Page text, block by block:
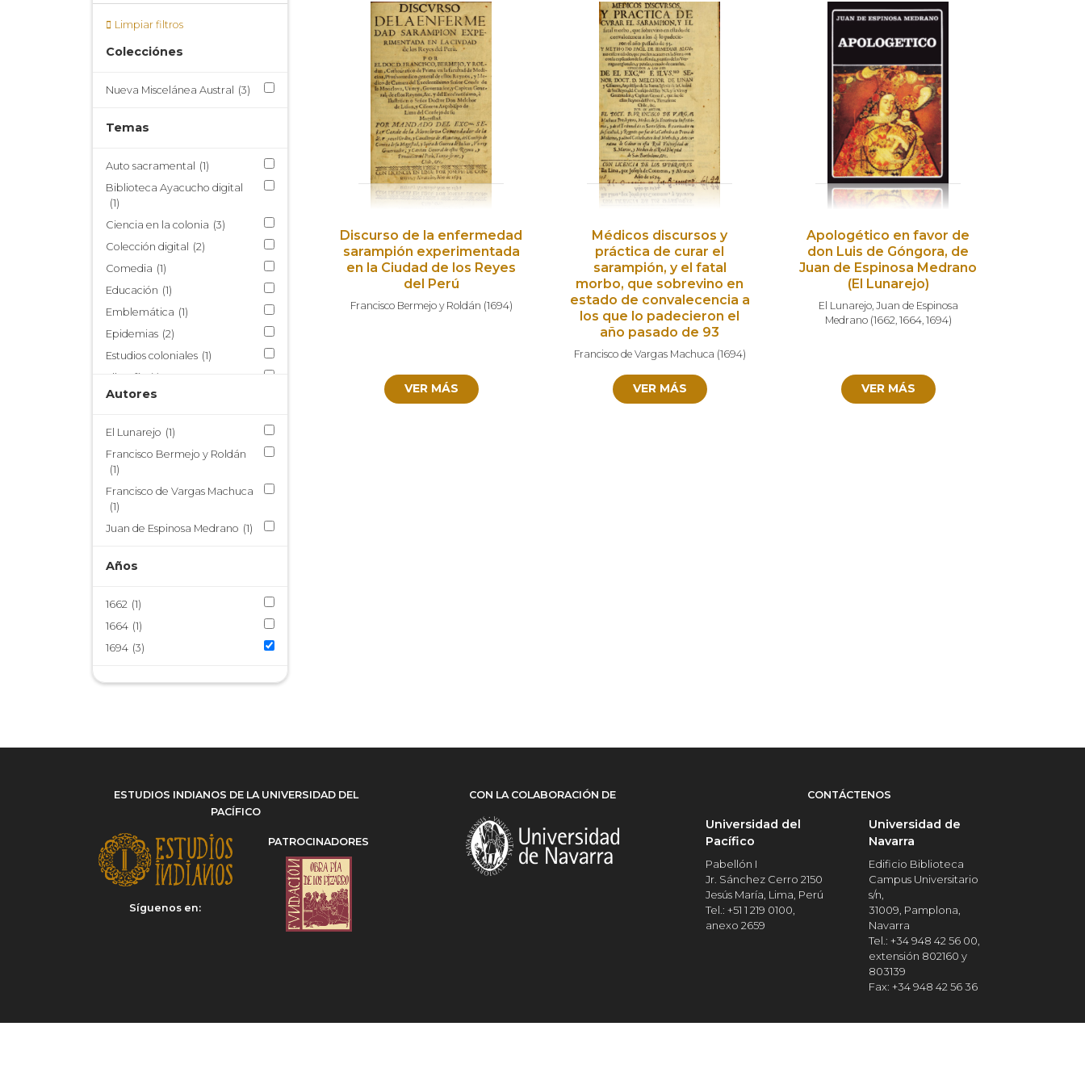
Limpiar filtros
Colecciónes
Nueva Miscelánea Austral (3)
Temas
Auto sacramental
(1)
Biblioteca Ayacucho digital
(1)
Ciencia en la colonia (3)
Colección digital
(2)
Comedia (1)
Educación (1)
Emblemática (1)
Epidemias (2)
Estudios coloniales (1)
Filosofía
(1)
Historia (2)
Humanismo
Lenguas amerindias (1)
Lima virreinal
Literatura latina
(1)
Material didáctico
Quechua (1)
Siglo XVII (2)
Verruga (1)
(2)
Autores
El Lunarejo (1)
Francisco Bermejo y Roldán
(1)
Francisco de Vargas Machuca
(1)
Juan de Espinosa Medrano (1)
Años
1662 (1)
1664 (1)
1694 (3)
Discurso de la enfermedad
sarampión experimentada
en la Ciudad de los Reyes
del Perú
Francisco Bermejo y Roldán (1694)
VER MÁS
Médicos discursos y
práctica de curar el
sarampión, y el fatal
morbo, que sobrevino en
estado de convalecencia a
los que lo padecieron el
año pasado de 93
Francisco de Vargas Machuca (1694)
VER MÁS
Apologético en favor de
don Luis de Góngora, de
Juan de Espinosa Medrano
(El Lunarejo)
El Lunarejo, Juan de Espinosa
Medrano(1662, 1664, 1694)
VER MÁS
ESTUDIOS INDIANOS DE LA UNIVERSIDAD DEL
PACÍFICO
Síguenos en:
PATROCINADORES
CON LA COLABORACIÓN DE CONTÁCTENOS
Universidad del
Pacífico
Pabellón I
Jr. Sánchez Cerro 2150
Jesús María, Lima, Perú
Tel.: +51 1 219 0100,
anexo 2659
Universidad de
Navarra
Edificio Biblioteca
Campus Universitario
s/n,
31009, Pamplona,
Navarra
Tel.: +34 948 42 56 00,
extensión 802160 y
803139
Fax: +34 948 42 56 36